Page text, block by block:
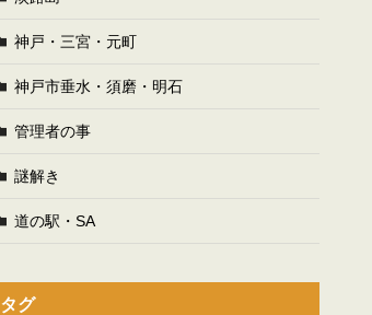
神戸・三宮・元町
神戸市垂水・須磨・明石
管理者の事
謎解き
道の駅・SA
タグ